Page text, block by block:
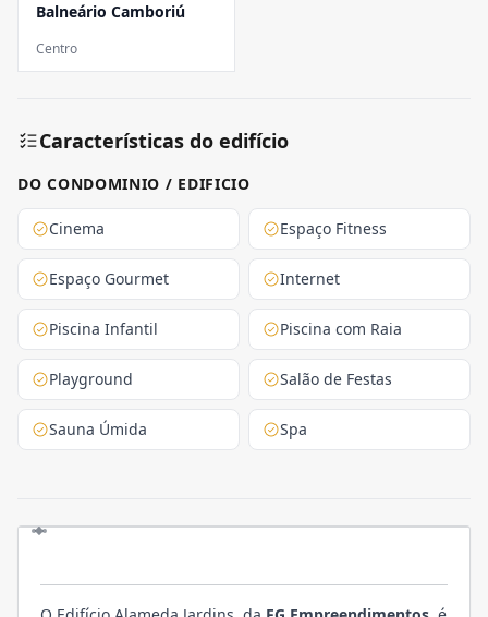
Balneário Camboriú
Centro
Características do edifício
DO CONDOMINIO / EDIFICIO
Cinema Espaço Fitness
Espaço Gourmet Internet
Piscina Infantil Piscina com Raia
Playground Salão de Festas
Sauna Úmida Spa